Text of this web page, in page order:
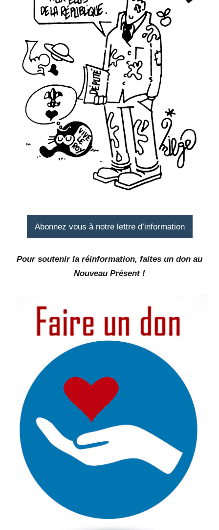
Abonnez vous à notre lettre d’information
Pour soutenir la réinformation, faites un don au
Nouveau Présent !